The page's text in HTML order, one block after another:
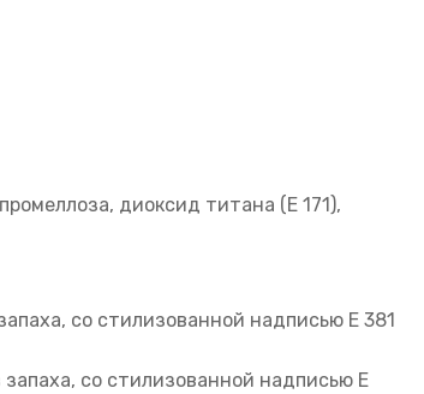
диоксид титана (Е 171),
со стилизованной надписью Е 381
со стилизованной надписью Е